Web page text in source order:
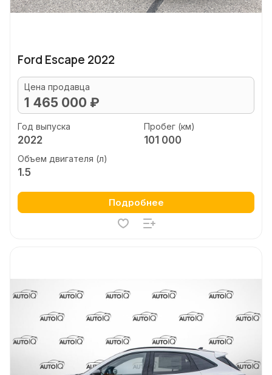
Ford Escape 2022
Цена продавца
1 465 000 ₽
Год выпуска
2022
Пробег (км)
101 000
Объем двигателя (л)
1.5
Подробнее